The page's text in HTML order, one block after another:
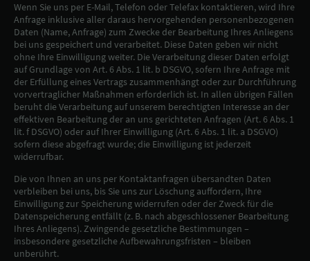
Wenn Sie uns per E-Mail, Telefon oder Telefax kontaktieren, wird Ihre
Anfrage inklusive aller daraus hervorgehenden personenbezogenen
Daten (Name, Anfrage) zum Zwecke der Bearbeitung Ihres Anliegens
bei uns gespeichert und verarbeitet. Diese Daten geben wir nicht
ohne Ihre Einwilligung weiter. Die Verarbeitung dieser Daten erfolgt
auf Grundlage von Art. 6 Abs. 1 lit. b DSGVO, sofern Ihre Anfrage mit
der Erfüllung eines Vertrags zusammenhängt oder zur Durchführung
vorvertraglicher Maßnahmen erforderlich ist. In allen übrigen Fällen
beruht die Verarbeitung auf unserem berechtigten Interesse an der
effektiven Bearbeitung der an uns gerichteten Anfragen (Art. 6 Abs. 1
lit. f DSGVO) oder auf Ihrer Einwilligung (Art. 6 Abs. 1 lit. a DSGVO)
sofern diese abgefragt wurde; die Einwilligung ist jederzeit
widerrufbar.
Die von Ihnen an uns per Kontaktanfragen übersandten Daten
verbleiben bei uns, bis Sie uns zur Löschung auffordern, Ihre
Einwilligung zur Speicherung widerrufen oder der Zweck für die
Datenspeicherung entfällt (z. B. nach abgeschlossener Bearbeitung
Ihres Anliegens). Zwingende gesetzliche Bestimmungen –
insbesondere gesetzliche Aufbewahrungsfristen – bleiben
unberührt.